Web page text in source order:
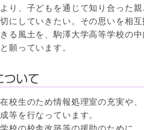
り、子どもを通じて知り合った
にしていきたい。その思いを相
る風土を、駒澤大学高等学校の
願っています。
校生のため情報処理室の充実や、
等を行なっています。